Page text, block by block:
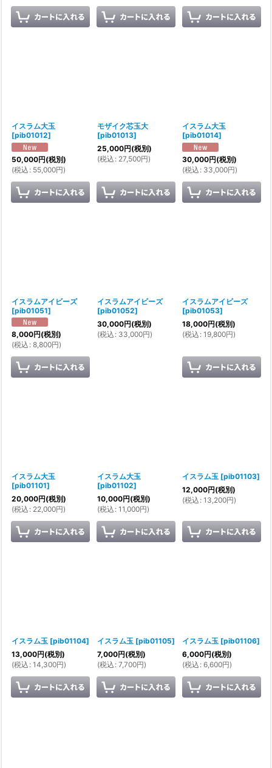
イスラム大玉
[pib01012]
50,000円(税別)
(税込 : 55,000円)
モザイク芯玉大
[pib01013]
25,000円(税別)
(税込 : 27,500円)
イスラム大玉
[pib01014]
30,000円(税別)
(税込 : 33,000円)
イスラムアイビーズ
[pib01051]
8,000円(税別)
(税込 : 8,800円)
イスラムアイビーズ
[pib01052]
30,000円(税別)
(税込 : 33,000円)
イスラムアイビーズ
[pib01053]
18,000円(税別)
(税込 : 19,800円)
イスラム大玉
[pib01101]
20,000円(税別)
(税込 : 22,000円)
イスラム大玉
[pib01102]
10,000円(税別)
(税込 : 11,000円)
イスラム玉 [pib01103]
12,000円(税別)
(税込 : 13,200円)
イスラム玉 [pib01104]
13,000円(税別)
(税込 : 14,300円)
イスラム玉 [pib01105]
7,000円(税別)
(税込 : 7,700円)
イスラム玉 [pib01106]
6,000円(税別)
(税込 : 6,600円)